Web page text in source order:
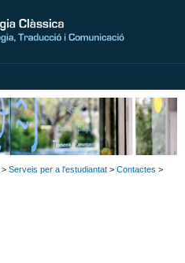
> Serveis per a l'estudiantat > Contactes >